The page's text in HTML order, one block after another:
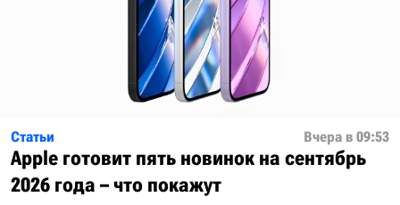
Статьи Вчера в 09:53
Apple готовит пять новинок на сентябрь
2026 года – что покажут